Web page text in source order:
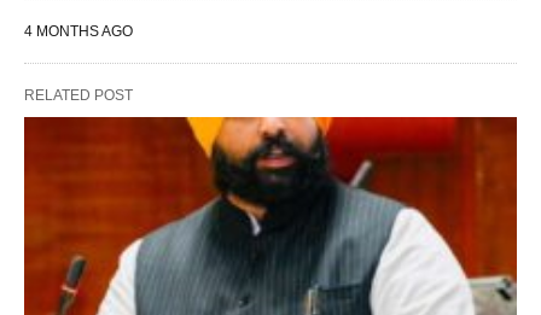
4 MONTHS AGO
RELATED POST